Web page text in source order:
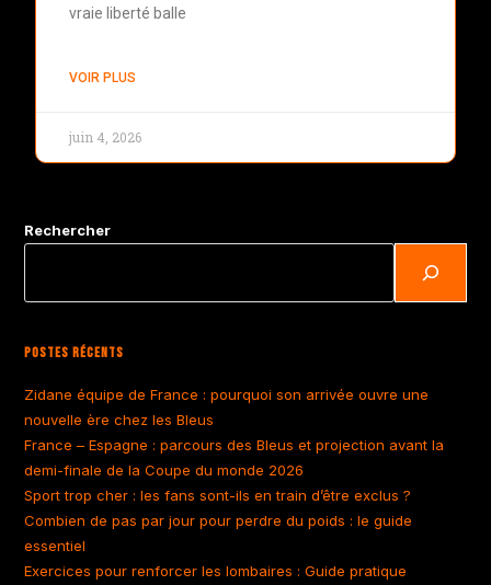
vraie liberté balle
VOIR PLUS
juin 4, 2026
Rechercher
Postes Récents
Zidane équipe de France : pourquoi son arrivée ouvre une
nouvelle ère chez les Bleus
France – Espagne : parcours des Bleus et projection avant la
demi-finale de la Coupe du monde 2026
Sport trop cher : les fans sont-ils en train d’être exclus ?
Combien de pas par jour pour perdre du poids : le guide
essentiel
Exercices pour renforcer les lombaires : Guide pratique